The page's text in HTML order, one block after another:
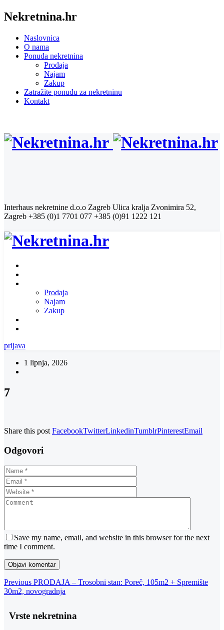
Nekretnina.hr
Naslovnica
O nama
Ponuda nekretnina
Prodaja
Najam
Zakup
Zatražite ponudu za nekretninu
Kontakt
Interhaus nekretnine d.o.o Zagreb Ulica kralja Zvonimira 52,
Zagreb +385 (0)1 7701 077 +385 (0)91 1222 121
Prodaja
Najam
Zakup
prijava
1 lipnja, 2026
7
Share this post FacebookTwitterLinkedinTumblrPinterestEmail
Odgovori
Save my name, email, and website in this browser for the next
time I comment.
Navigacija
objava
Previous
Post
Previous PRODAJA – Trosobni stan: Poreč, 105m2 + Spremište
30m2, novogradnja
Vrste nekretnina